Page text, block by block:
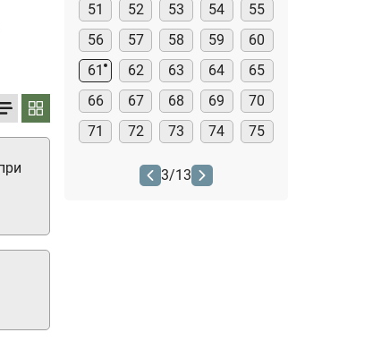
51 52 53 54
55
56
57 58 59
60
61
62 63 64
65
66
67 68 69
70
71
72 73 74 75
3/13